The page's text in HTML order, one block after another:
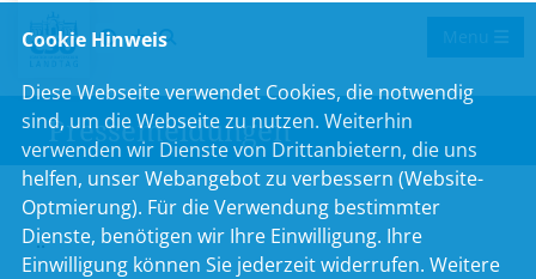
Menu
Pressemeldungen
..
Cookie Hinweis
Diese Webseite verwendet Cookies, die notwendig
sind, um die Webseite zu nutzen. Weiterhin
verwenden wir Dienste von Drittanbietern, die uns
helfen, unser Webangebot zu verbessern (Website-
Optmierung). Für die Verwendung bestimmter
Dienste, benötigen wir Ihre Einwilligung. Ihre
Einwilligung können Sie jederzeit widerrufen. Weitere